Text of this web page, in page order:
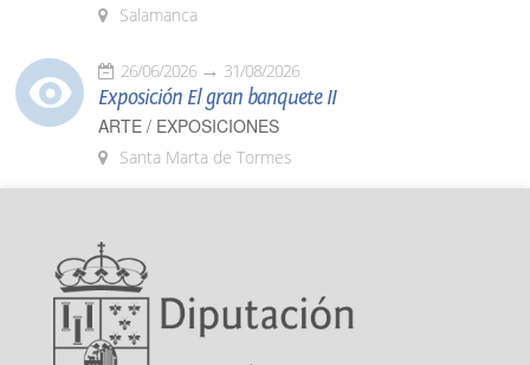
Salamanca
26/06/2026 31/08/2026
Exposición El gran banquete II
ARTE / EXPOSICIONES
Santa Marta de Tormes